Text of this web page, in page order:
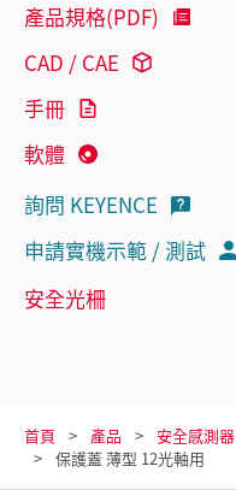
產品規格(PDF)
CAD / CAE
手冊
軟體
詢問 KEYENCE
申請實機示範 / 測試
安全光柵
首頁 產品 安全感測器
保護蓋 薄型 12光軸用